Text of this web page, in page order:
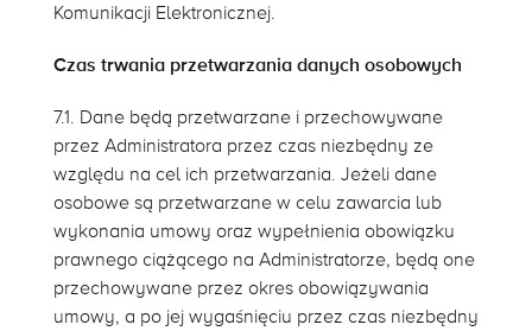
Komunikacji Elektronicznej.
Czas trwania przetwarzania danych osobowych
7.1. Dane będą przetwarzane i przechowywane
przez Administratora przez czas niezbędny ze
względu na cel ich przetwarzania. Jeżeli dane
osobowe są przetwarzane w celu zawarcia lub
wykonania umowy oraz wypełnienia obowiązku
prawnego ciążącego na Administratorze, będą one
przechowywane przez okres obowiązywania
umowy, a po jej wygaśnięciu przez czas niezbędny